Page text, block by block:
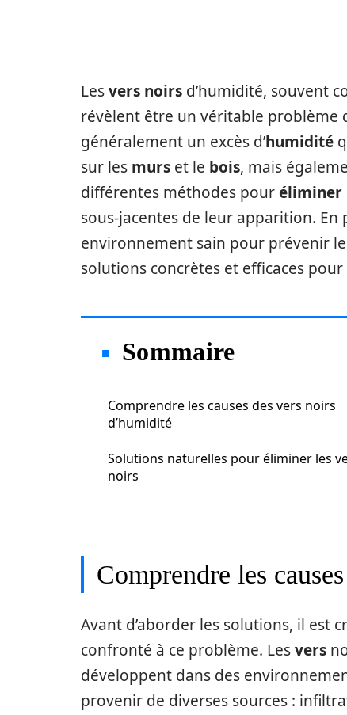
Lesvers noirs d’humidité, souvent
révèlent être un véritable problème
généralement un excès d’humidité
sur les murs et le bois, mais
différentes méthodes pouréliminer
sous-jacentes de leur apparition. En
environnement sain pour prévenir
solutions concrètes et efficaces
Sommaire
Comprendre les causes des vers noirs
d’humidité
Solutions naturelles pour éliminer les
noirs
Comprendre les
Avant d’aborder les solutions, il est
confronté à ce problème. Lesvers
développent dans des
provenir de diverses sources :